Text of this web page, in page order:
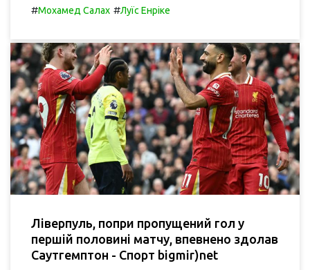
#Мохамед Салах #Луїс Енріке
Ліверпуль, попри пропущений гол у
першій половині матчу, впевнено здолав
Саутгемптон - Спорт bigmir)net